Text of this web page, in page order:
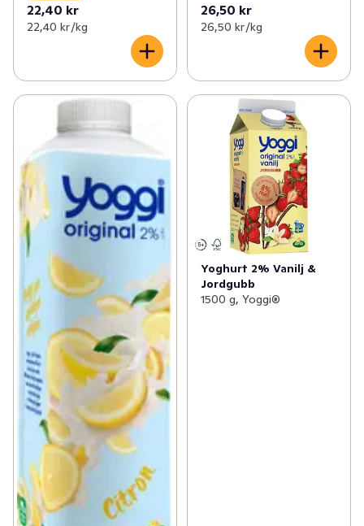
22,40 kr
22,40 kr /kg
26,50 kr
26,50 kr /kg
Yoghurt 2% Vanilj &
Jordgubb
1500 g, Yoggi®